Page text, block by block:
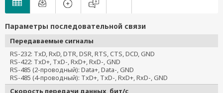
Параметры последовательной связи
Передаваемые сигналы
RS-232: TxD, RxD, DTR, DSR, RTS, CTS, DCD, GND
RS-422: TxD+, TxD-, RxD+, RxD-, GND
RS-485 (2-проводный): Data+, Data-, GND
RS-485 (4-проводный): TxD+, TxD-, RxD+, RxD-, GND
Скорость передачи данных, бит/с